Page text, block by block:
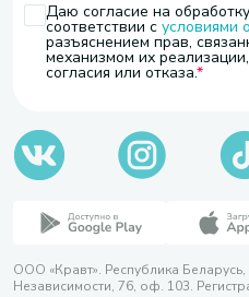
Даю согласие на
соответствии с условиями
разъяснением прав,
механизмом их
согласия или отказа.
ООО «Кравт». Республика Беларусь,
Независимости, 76, оф. 103.